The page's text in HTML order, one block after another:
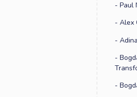
- Paul
- Alex
-
-
-